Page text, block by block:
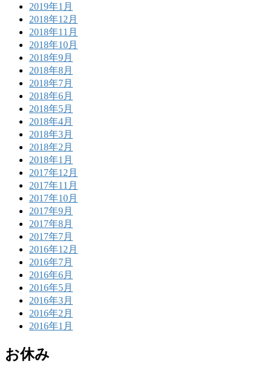
2019年1月
2018年12月
2018年11月
2018年10月
2018年9月
2018年8月
2018年7月
2018年6月
2018年5月
2018年4月
2018年3月
2018年2月
2018年1月
2017年12月
2017年11月
2017年10月
2017年9月
2017年8月
2017年7月
2016年12月
2016年7月
2016年6月
2016年5月
2016年3月
2016年2月
2016年1月
お休み